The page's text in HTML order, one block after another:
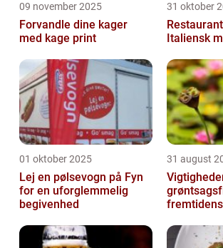
09 november 2025
Forvandle dine kager
med kage print
31 oktober
Italiensk
01 oktober 2025
Lej en pølsevogn på Fyn
for en uforglemmelig
begivenhed
31 august